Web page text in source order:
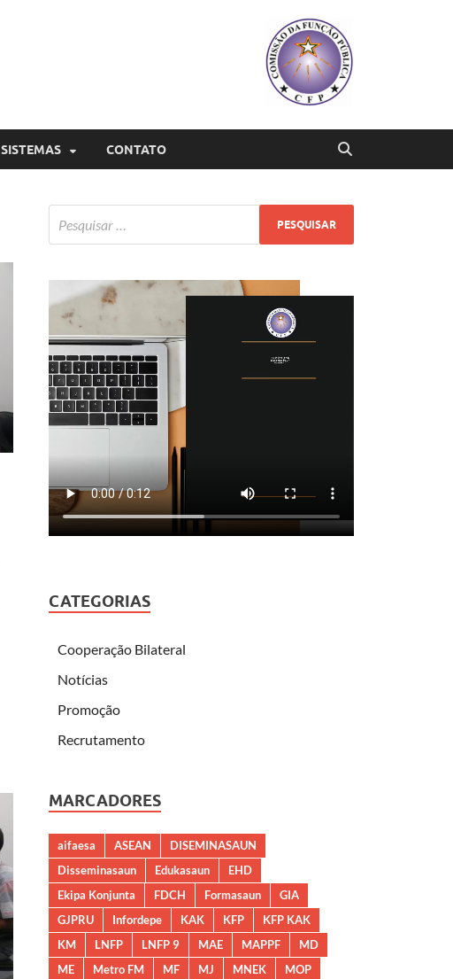
SISTEMAS CONTATO
CATEGORIAS
Cooperação Bilateral
Notícias
Promoção
Recrutamento
MARCADORES
aifaesa ASEAN
DISEMINASAUN
Disseminasaun
Edukasaun
EHD
Ekipa Konjunta
FDCH Formasaun
GIA
GJPRU
Infordepe KAK KFP
KFP KAK
KM
LNFP LNFP 9 MAE MAPPF
MD
ME
Metro FM MF MJ MNEK
MOP